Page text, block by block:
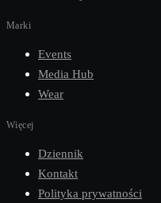
Marki
Events
Media Hub
Wear
Więcej
Dziennik
Kontakt
Polityka prywatności